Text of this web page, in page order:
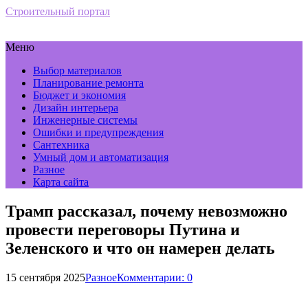
Строительный портал
Меню
Выбор материалов
Планирование ремонта
Бюджет и экономия
Дизайн интерьера
Инженерные системы
Ошибки и предупреждения
Сантехника
Умный дом и автоматизация
Разное
Карта сайта
Трамп рассказал, почему невозможно
провести переговоры Путина и
Зеленского и что он намерен делать
15 сентября 2025РазноеКомментарии: 0